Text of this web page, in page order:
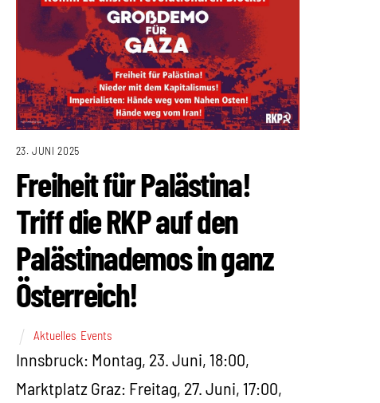
23. JUNI 2025
Freiheit für Palästina!
Triff die RKP auf den
Palästinademos in ganz
Österreich!
Aktuelles, Events
Innsbruck: Montag, 23. Juni, 18:00,
Marktplatz Graz: Freitag, 27. Juni, 17:00,